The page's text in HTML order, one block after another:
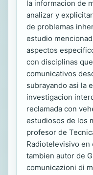
la informacion de
analizar y
de problemas
estudio
aspectos
con disciplinas
comunicativos
subrayando asi la
investigacion
reclamada con
estudiosos de los
profesor de
Radiotelevisivo en
tambien autor de
comunicazioni di